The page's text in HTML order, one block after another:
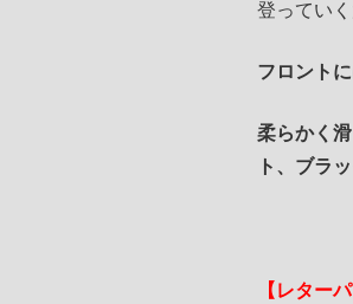
登ってい
フロント
柔らかく
ト、ブラ
【レター